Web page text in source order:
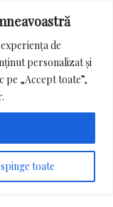
de
personalizat și
pe „Accept toate”,
toate
Menu